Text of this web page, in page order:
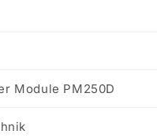
Module PM250D